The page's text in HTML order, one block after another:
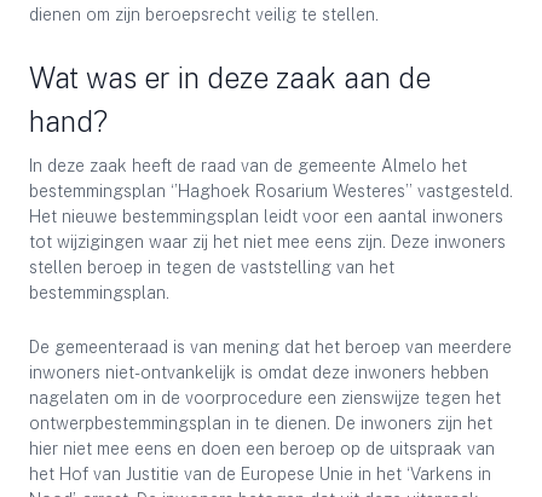
dienen om zijn beroepsrecht veilig te stellen.
Wat was er in deze zaak aan de
hand?
In deze zaak heeft de raad van de gemeente Almelo het
bestemmingsplan ‘’Haghoek Rosarium Westeres’’ vastgesteld.
Het nieuwe bestemmingsplan leidt voor een aantal inwoners
tot wijzigingen waar zij het niet mee eens zijn. Deze inwoners
stellen beroep in tegen de vaststelling van het
bestemmingsplan.
De gemeenteraad is van mening dat het beroep van meerdere
inwoners niet-ontvankelijk is omdat deze inwoners hebben
nagelaten om in de voorprocedure een zienswijze tegen het
ontwerpbestemmingsplan in te dienen. De inwoners zijn het
hier niet mee eens en doen een beroep op de uitspraak van
het Hof van Justitie van de Europese Unie in het ‘Varkens in